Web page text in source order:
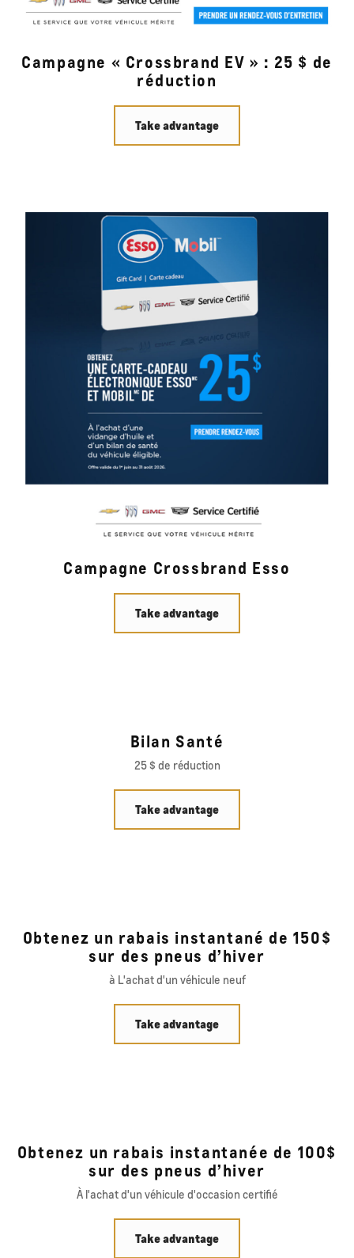
Campagne « Crossbrand EV » : 25 $ de
réduction
Take advantage
Campagne Crossbrand Esso
Take advantage
Bilan Santé
25 $ de réduction
Take advantage
Obtenez un rabais instantané de 150$
sur des pneus d’hiver
à L'achat d'un véhicule neuf
Take advantage
Obtenez un rabais instantanée de 100$
sur des pneus d’hiver
À l'achat d'un véhicule d'occasion certifié
Take advantage